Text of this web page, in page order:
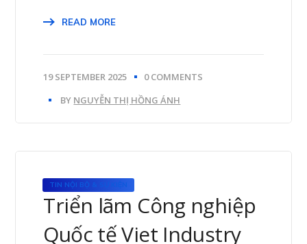
READ MORE
19 SEPTEMBER 2025
0 COMMENTS
BY NGUYỄN THỊ HỒNG ÁNH
TIN NỘI BỘ & SỰ KIỆN
Triển lãm Công nghiệp
Quốc tế Viet Industry